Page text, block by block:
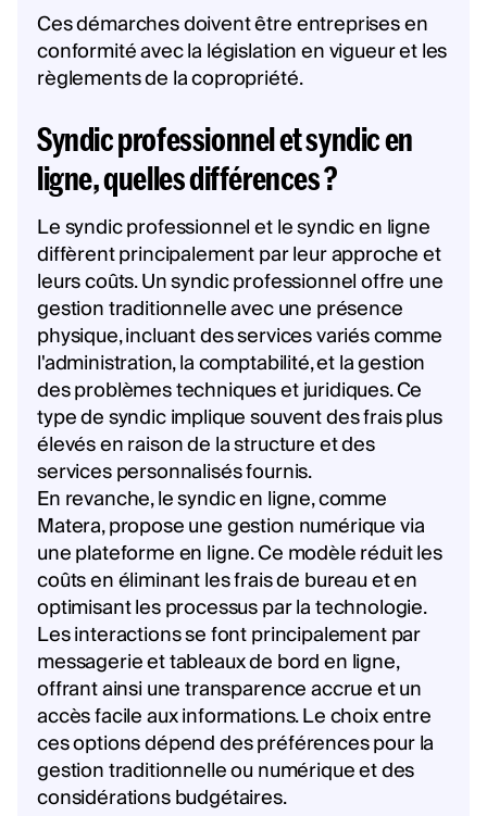
Ces démarches doivent être entreprises en
conformité avec la législation en vigueur et les
règlements de la copropriété.
Syndic professionnel et syndic en
ligne, quelles différences ?
Le syndic professionnel et le syndic en ligne
diffèrent principalement par leur approche et
leurs coûts. Un syndic professionnel offre une
gestion traditionnelle avec une présence
physique, incluant des services variés comme
l'administration, la comptabilité, et la gestion
des problèmes techniques et juridiques. Ce
type de syndic implique souvent des frais plus
élevés en raison de la structure et des
services personnalisés fournis.
En revanche, le syndic en ligne, comme
Matera, propose une gestion numérique via
une plateforme en ligne. Ce modèle réduit les
coûts en éliminant les frais de bureau et en
optimisant les processus par la technologie.
Les interactions se font principalement par
messagerie et tableaux de bord en ligne,
offrant ainsi une transparence accrue et un
accès facile aux informations. Le choix entre
ces options dépend des préférences pour la
gestion traditionnelle ou numérique et des
considérations budgétaires.